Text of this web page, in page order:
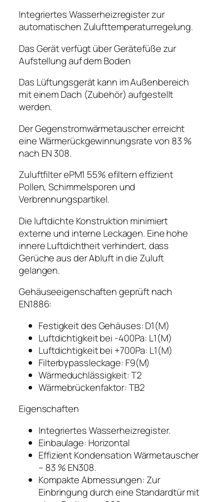
Integriertes Wasserheizregister zur
automatischen Zulufttemperaturregelung.
Das Gerät verfügt über Gerätefüße zur
Aufstellung auf dem Boden
Das Lüftungsgerät kann im Außenbereich
mit einem Dach (Zubehör) aufgestellt
werden.
Der Gegenstromwärmetauscher erreicht
eine Wärmerückgewinnungsrate von 83 %
nach EN 308.
Zuluftfilter ePM1 55% efiltern effizient
Pollen, Schimmelsporen und
Verbrennungspartikel.
Die luftdichte Konstruktion minimiert
externe und interne Leckagen. Eine hohe
innere Luftdichtheit verhindert, dass
Gerüche aus der Abluft in die Zuluft
gelangen.
Gehäuseeigenschaften geprüft nach
EN1886:
Festigkeit des Gehäuses: D1(M)
Luftdichtigkeit bei -400Pa: L1(M)
Luftdichtigkeit bei +700Pa: L1(M)
Filterbypassleckage: F9(M)
Wärmeduchlässigkeit: T2
Wärmebrückenfaktor: TB2
Eigenschaften
Integriertes Wasserheizregister.
Einbaulage: Horizontal
Effizient Kondensation Wärmetauscher
– 83 % EN308.
Kompakte Abmessungen: Zur
Einbringung durch eine Standardtür mit